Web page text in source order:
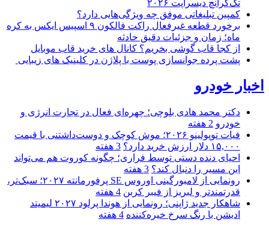
تک‌کرانچ دیسراپت ۲۰۲۶
کمپین تبلیغاتی موفق چه ویژگی‌هایی دارد؟
برخورد قطعه غیرفعال راکت فالکون ۹ اسپیس ایکس به کره
ماه؛ زمان و جزئیات دقیق حادثه
از کجا قاب گوشی بخریم؟ کانال های خرید قاب موبایل
پشت پرده جوانسازی پوست با پلاژن در کلینیک های زیبایی
اخبار خودرو
دکتر محمد هادی بلوچی؛ چهره‌ای فعال در تجارت انرژی و
خودرو 2 هفته
فیات توپولینو ۲۰۲۶؛ موش کوچک و دوست‌داشتنی با قیمت
۱۵,۰۰۰ دلار ارزش خرید دارد؟
3 هفته
احیای دنده دستی توسط فراری؛ چگونه کوروت هم می‌تواند
این مسیر را دنبال کند؟ 3 هفته
رونمایی از لامبورگینی اوروس SE پرفورمانته ۲۰۲۷؛ سبک‌تر،
قدرتمندتر و لبریز از فیبر کربن 4 هفته
شاهکار جدید ژاپنی؛ رونمایی از هوندا پرلود ۲۰۲۷ لیمیتد
ادیشن با رنگ سرخ خیره‌کننده 4 هفته